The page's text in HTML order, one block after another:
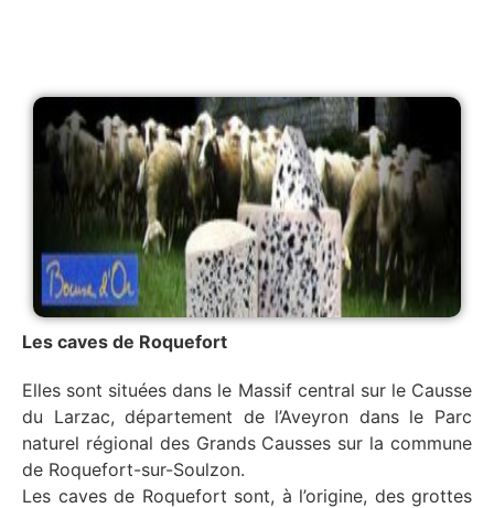
Les caves de Roquefort
Elles sont situées dans le Massif central sur le Causse
du Larzac, département de l’Aveyron dans le Parc
naturel régional des Grands Causses sur la commune
de Roquefort-sur-Soulzon.
Les caves de Roquefort sont, à l’origine, des grottes